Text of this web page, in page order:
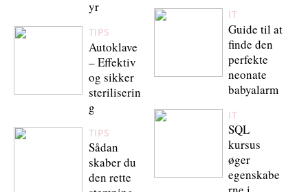
yr
TIPS
Autoklave
– Effektiv
og sikker
steriliserin
g
TIPS
Sådan
skaber du
den rette
IT
Guide til at
finde den
perfekte
neonate
babyalarm
IT
SQL
kursus
øger
egenskabe